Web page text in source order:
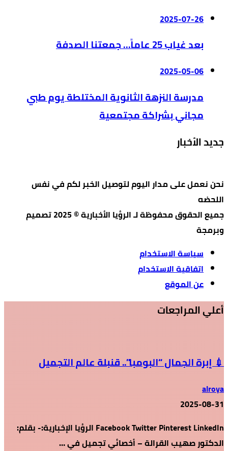
2025-07-26
بعد غياب 25 عاماً… جمعتنا الصدفة
2025-05-06
مدرسة النزهة الثانوية المختلطة يوم طبي
مجاني بشراكة مجتمعية
جديد الأخبار
نحن نعمل على مدار اليوم لتوصيل الخبر لكم في نفس
اللحضه
جميع الحقوق محفوظة لـ الرؤيا الأخبارية © 2025 تصميم
وبرمجة
سياسة الاستخدام
اتفاقية الاستخدام
عن الموقع
أعلي المراجعات
💉 إبرة الجمال “البومبا”.. قنبلة عالم التجميل
alroya
2025-08-31
Facebook Twitter Pinterest LinkedIn الرؤيا الإخبارية:- بقلم:
الدكتور صهيب القرالة – أخصائي تجميل في …